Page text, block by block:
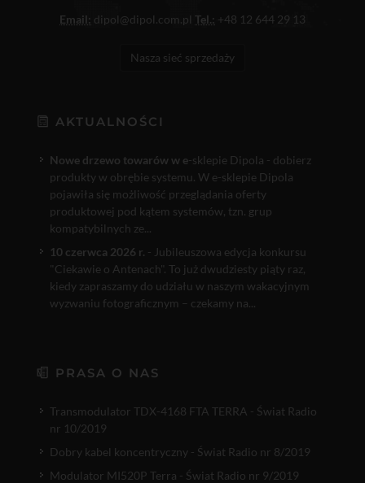
Email: dipol@dipol.com.pl Tel.: +48 12 644 29 13
Nasza sieć sprzedaży
AKTUALNOŚCI
Nowe drzewo towarów w e-sklepie Dipola - dobierz
produkty w obrębie systemu. W e-sklepie Dipola
pojawiła się możliwość przeglądania oferty
produktowej pod kątem systemów, tzn. grup
kompatybilnych ze...
10 czerwca 2026 r. - Jubileuszowa edycja konkursu
"Ciekawie o Antenach". To już dwudziesty piąty raz,
kiedy zapraszamy do udziału w naszym wakacyjnym
wyzwaniu fotograficznym – czekamy na...
PRASA O NAS
Transmodulator TDX-4168 FTA TERRA - Świat Radio
nr 10/2019
Dobry kabel koncentryczny - Świat Radio nr 8/2019
Modulator MI520P Terra - Świat Radio nr 9/2019